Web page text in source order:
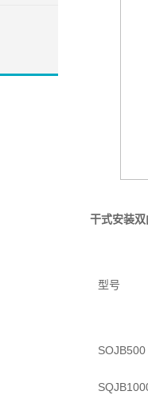
干式安装
型号
SOJB500